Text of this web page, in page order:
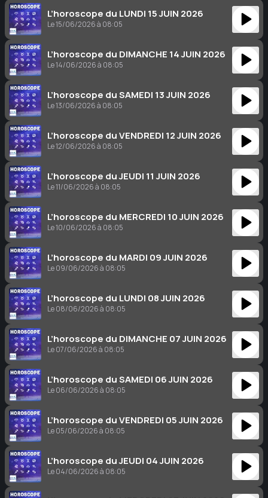
L’horoscope du LUNDI 15 JUIN 2026
Le 15/06/2026 à 08:05
L’horoscope du DIMANCHE 14 JUIN 2026
Le 14/06/2026 à 08:05
L’horoscope du SAMEDI 13 JUIN 2026
Le 13/06/2026 à 08:05
L’horoscope du VENDREDI 12 JUIN 2026
Le 12/06/2026 à 08:05
L’horoscope du JEUDI 11 JUIN 2026
Le 11/06/2026 à 08:05
L’horoscope du MERCREDI 10 JUIN 2026
Le 10/06/2026 à 08:05
L’horoscope du MARDI 09 JUIN 2026
Le 09/06/2026 à 08:05
L’horoscope du LUNDI 08 JUIN 2026
Le 08/06/2026 à 08:05
L’horoscope du DIMANCHE 07 JUIN 2026
Le 07/06/2026 à 08:05
L’horoscope du SAMEDI 06 JUIN 2026
Le 06/06/2026 à 08:05
L’horoscope du VENDREDI 05 JUIN 2026
Le 05/06/2026 à 08:05
L’horoscope du JEUDI 04 JUIN 2026
Le 04/06/2026 à 08:05